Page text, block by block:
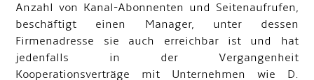
Anzahl von Kanal-Abonnenten und Seitenaufrufen,
beschäftigt einen Manager, unter dessen
Firmenadresse sie auch erreichbar ist und hat
jedenfalls in der Vergangenheit
Kooperationsverträge mit Unternehmen wie D.